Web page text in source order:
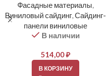
Фасадные материалы,
Виниловый сайдинг,Сайдинг-
панели виниловые
В наличии
514,00₽
В КОРЗИНУ